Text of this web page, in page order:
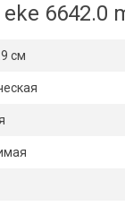
6642.0
см